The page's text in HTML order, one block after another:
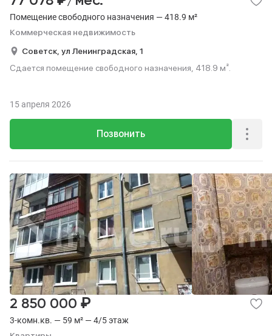
Помещение свободного назначения — 418.9 м²
Коммерческая недвижимость
Советск, ул Ленинградская, 1
Сдается помещение свободного назначения, 418.9 м².
Позвонить
15 апреля 2026
3-комн.кв. — 59 м² — 4/5 этаж
2 850 000 ₽